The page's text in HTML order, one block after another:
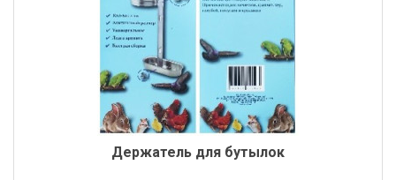
Держатель для бутылок